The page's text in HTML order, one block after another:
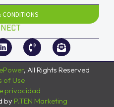
CONDITIONS
, All Rights Reserved
of Use
privacidad
by P.TEN Marketing